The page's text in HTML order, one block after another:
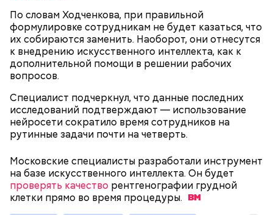
По словам Ходченкова, при правильной
формулировке сотрудникам не будет казаться, что
их собираются заменить. Наоборот, они отнесутся
к внедрению искусственного интеллекта, как к
дополнительной помощи в решении рабочих
вопросов.
Специалист подчеркнул, что данные последних
исследований подтверждают — использование
нейросети сократило время сотрудников на
рутинные задачи почти на четверть.
Московские специалисты разработали инструмент
на базе искусственного интеллекта. Он будет
проверять качество рентгенографии грудной
клетки прямо во время процедуры.
без пары видятся со своими друзьями, устраивают
вечеринки, играют в видеоигры и проводят время,
наслаждаясь свободой и независимостью, пока
это возможно, ведь может быть и так, что через год
они уже не будут холостяками.
Ингредиенты:
беременным, кормящим женщинам;
людям с ослабленной иммунной системой;
пожилым;
детям.